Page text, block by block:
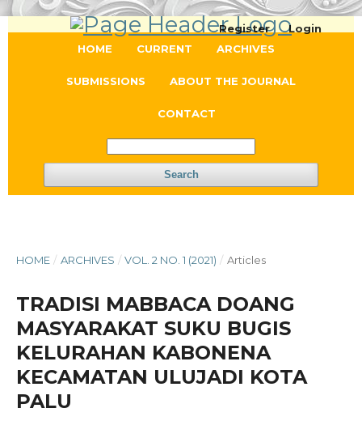
HOME CURRENT ARCHIVES
SUBMISSIONS ABOUT THE JOURNAL
CONTACT
Search
Register Login
HOME / ARCHIVES / VOL. 2 NO. 1 (2021) / Articles
TRADISI MABBACA DOANG
MASYARAKAT SUKU BUGIS
KELURAHAN KABONENA
KECAMATAN ULUJADI KOTA
PALU